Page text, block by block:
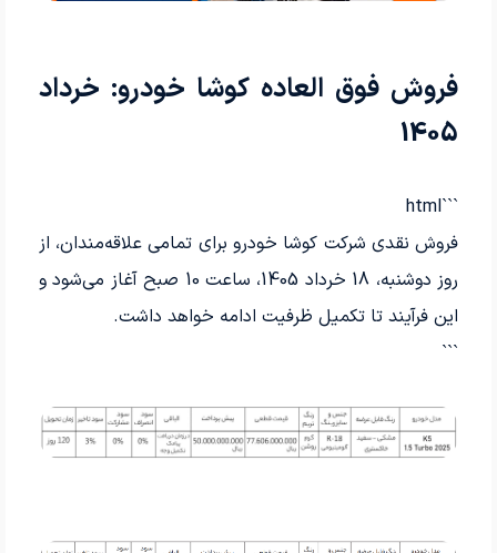
فروش فوق العاده کوشا خودرو: خرداد
1405
```html
فروش نقدی شرکت کوشا خودرو برای تمامی علاقه‌مندان، از
روز دوشنبه، 18 خرداد 1405، ساعت 10 صبح آغاز می‌شود و
این فرآیند تا تکمیل ظرفیت ادامه خواهد داشت.
```